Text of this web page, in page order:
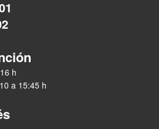
h
a 15:45 h